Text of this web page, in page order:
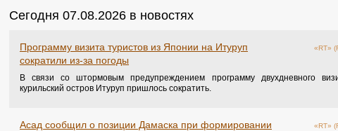
Сегодня 07.08.2026 в новостях
«RT»
Программу визита туристов из Японии на Итуруп
сократили из-за погоды
В связи со штормовым предупреждением программу двухдневного
курильский остров Итуруп пришлось сократить.
«RT»
Асад сообщил о позиции Дамаска при формировании